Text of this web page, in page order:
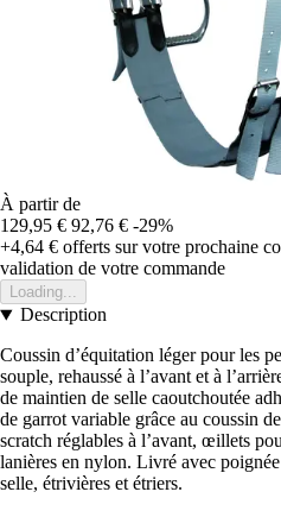
À partir de
129,95 € 92,76 € -29%
+4,64 € offerts sur votre prochaine
validation de votre commande
Loading...
Description
Coussin d’équitation léger pour les
souple, rehaussé à l’avant et à
de maintien de selle caoutchoutée
de garrot variable grâce au coussin
scratch réglables à l’avant, œillets
lanières en nylon. Livré avec
selle, étrivières et étriers.